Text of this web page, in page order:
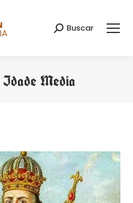
Search:
Buscar
Idade Media